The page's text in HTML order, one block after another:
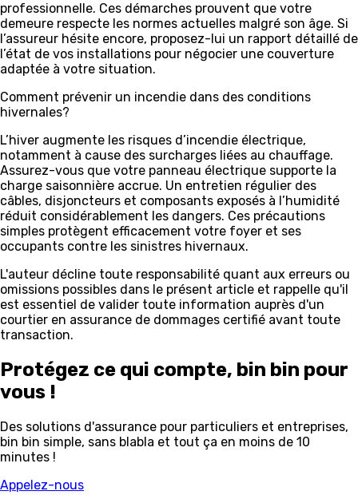
professionnelle. Ces démarches prouvent que votre
demeure respecte les normes actuelles malgré son âge. Si
l’assureur hésite encore, proposez-lui un rapport détaillé de
l’état de vos installations pour négocier une couverture
adaptée à votre situation.
Comment prévenir un incendie dans des conditions
hivernales?
L’hiver augmente les risques d’incendie électrique,
notamment à cause des surcharges liées au chauffage.
Assurez-vous que votre panneau électrique supporte la
charge saisonnière accrue. Un entretien régulier des
câbles, disjoncteurs et composants exposés à l’humidité
réduit considérablement les dangers. Ces précautions
simples protègent efficacement votre foyer et ses
occupants contre les sinistres hivernaux.
L'auteur décline toute responsabilité quant aux erreurs ou
omissions possibles dans le présent article et rappelle qu'il
est essentiel de valider toute information auprès d'un
courtier en assurance de dommages certifié avant toute
transaction.
Protégez ce qui compte, bin bin pour
vous !
Des solutions d'assurance pour particuliers et entreprises,
bin bin simple, sans blabla et tout ça en moins de 10
minutes !
Appelez-nous